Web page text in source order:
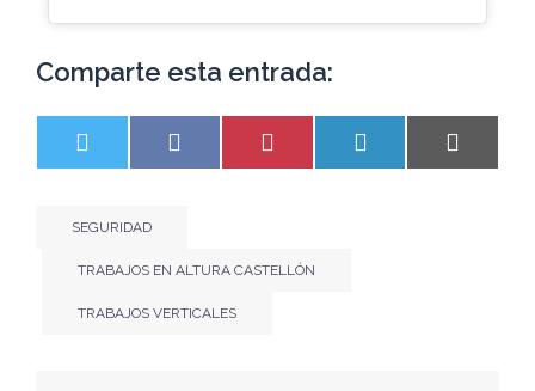
Comparte esta entrada:
SEGURIDAD
TRABAJOS EN ALTURA CASTELLÓN
TRABAJOS VERTICALES